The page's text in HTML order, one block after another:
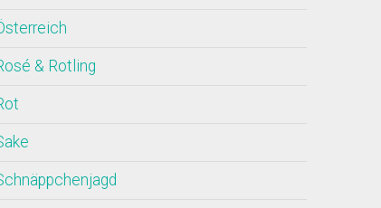
& Rotling